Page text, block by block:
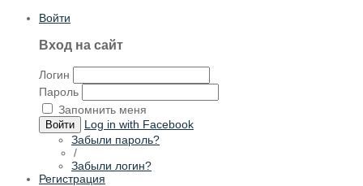
Войти
Вход на сайт
Логин
Пароль
Запомнить меня
Войти
Log in with Facebook
Забыли пароль?
/
Забыли логин?
Регистрация